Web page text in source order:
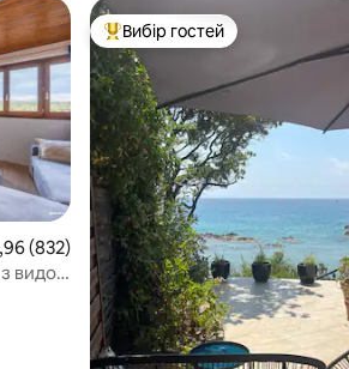
оцінка: 4,96 з 5, відгуки: 832
(832)
Топ вибір гостей
Вибір гостей